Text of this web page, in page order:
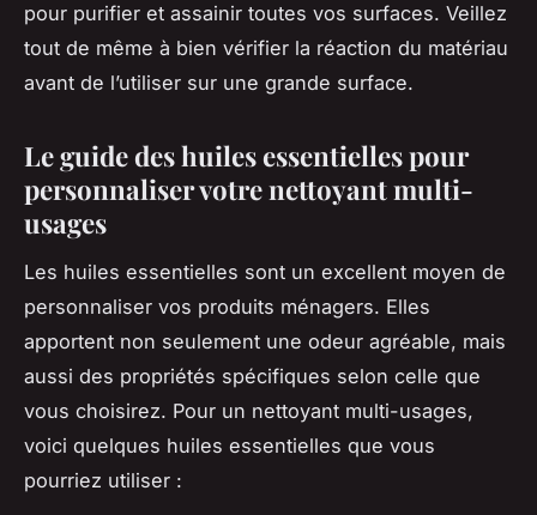
pour purifier et assainir toutes vos surfaces. Veillez
tout de même à bien vérifier la réaction du matériau
avant de l’utiliser sur une grande surface.
Le guide des huiles essentielles pour
personnaliser votre nettoyant multi-
usages
Les huiles essentielles sont un excellent moyen de
personnaliser vos produits ménagers. Elles
apportent non seulement une odeur agréable, mais
aussi des propriétés spécifiques selon celle que
vous choisirez. Pour un nettoyant multi-usages,
voici quelques huiles essentielles que vous
pourriez utiliser :